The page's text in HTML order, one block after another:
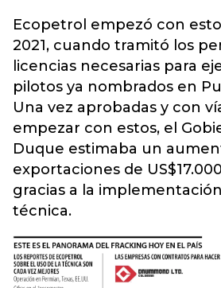
Ecopetrol empezó con
2021, cuando tramitó los
licencias necesarias para
pilotos ya nombrados en
Una vez aprobadas y con
empezar con estos, el
Duque estimaba un
exportaciones de
gracias a la
técnica.